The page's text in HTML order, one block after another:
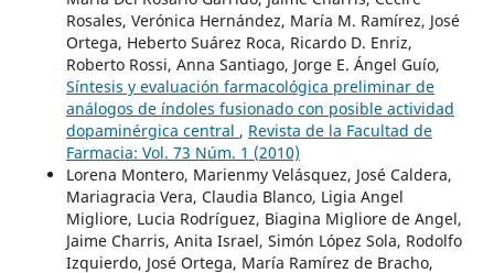
Rosales, Verónica Hernández, María M. Ramírez, José
Ortega, Heberto Suárez Roca, Ricardo D. Enriz,
Roberto Rossi, Anna Santiago, Jorge E. Ángel Guío,
Síntesis y evaluación farmacológica preliminar de
análogos de índoles fusionado con posible actividad
dopaminérgica central , Revista de la Facultad de
Farmacia: Vol. 73 Núm. 1 (2010)
Lorena Montero, Marienmy Velásquez, José Caldera,
Mariagracia Vera, Claudia Blanco, Ligia Angel
Migliore, Lucia Rodríguez, Biagina Migliore de Angel,
Jaime Charris, Anita Israel, Simón López Sola, Rodolfo
Izquierdo, José Ortega, María Ramírez de Bracho,